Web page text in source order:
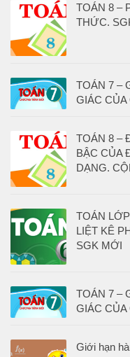
TOÁN 8 –
THỨC.
TOÁN 7 –
GIÁC CỦA
TOÁN 8 –
BẬC CỦA
DẠNG.
TOÁN
LIỆT KÊ
SGK MỚI
TOÁN 7 –
GIÁC CỦA
Giới hạn